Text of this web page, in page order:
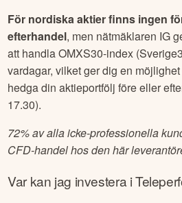
För nordiska aktier finns ingen
efterhandel, men nätmäklaren IG
att handla OMXS30-index
vardagar, vilket ger dig en
hedga din aktieportfölj före eller
17.30).
72% av alla icke-professionella
CFD-handel hos den här
Var kan jag investera i